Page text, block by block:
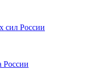
сил России
России